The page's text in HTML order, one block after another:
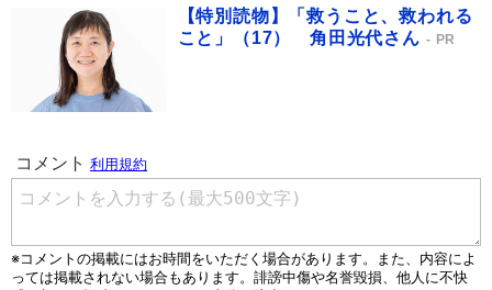
【特別読物】「救うこと、救われる
こと」（17） 角田光代さん
PR